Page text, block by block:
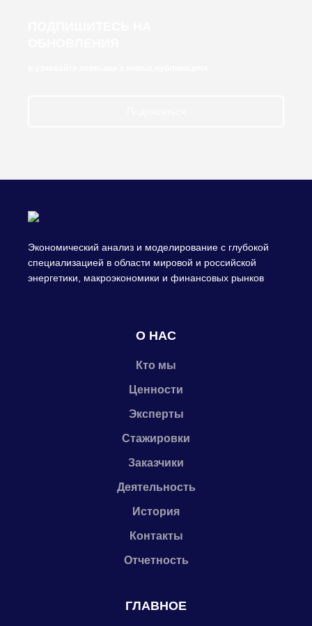
Экономический анализ и моделирование с глубокой
специализацией в области мировой и российской
энергетики, макроэкономики и финансовых рынков
О НАС
Кто мы
Ценности
Эксперты
Стажировки
Заказчики
Деятельность
История
Контакты
Отчетность
ГЛАВНОЕ